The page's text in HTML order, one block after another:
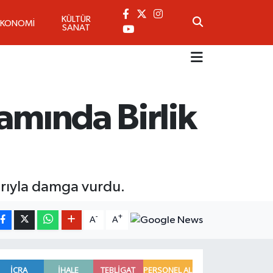
KÜLTÜR
SANAT
Birlik
damga vurdu.
A- A+